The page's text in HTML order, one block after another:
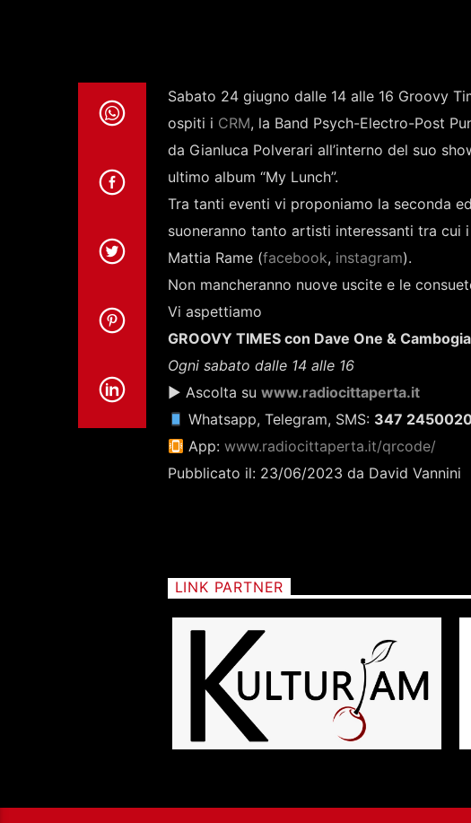
Sabato 24 giugno dalle 14 alle 16 Groovy
ospiti i CRM, la Band Psych-Electro-Post
da Gianluca Polverari all’interno del suo
ultimo album “My Lunch”.
Tra tanti eventi vi proponiamo la seconda
suoneranno tanto artisti interessanti tra cui
Mattia Rame (facebook, instagram).
Non mancheranno nuove uscite e le
Vi aspettiamo
GROOVY TIMES con Dave One & Cambogia
Ogni sabato dalle 14 alle 16
▶ Ascolta su www.radiocittaperta.it
Whatsapp, Telegram, SMS: 347
App: www.radiocittaperta.it/qrcode/
Pubblicato il: 23/06/2023 da David Vannini
LINK PARTNER